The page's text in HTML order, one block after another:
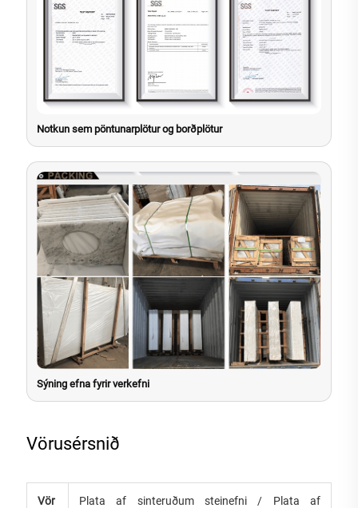
Notkun sem pöntunarplötur og borðplötur
Sýning efna fyrir verkefni
Vörusérsnið
Vör
Plata af sinteruðum steinefni / Plata af